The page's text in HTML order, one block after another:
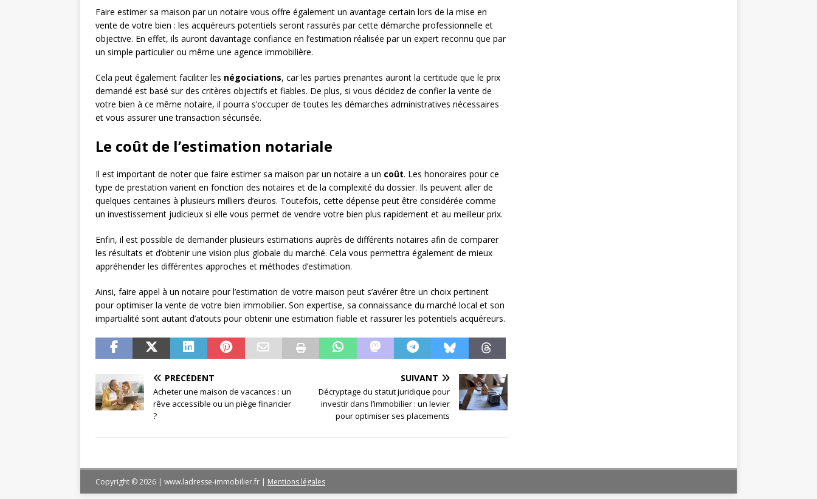
Faire estimer sa maison par un notaire vous offre également un avantage certain lors de la mise en
vente de votre bien : les acquéreurs potentiels seront rassurés par cette démarche professionnelle et
objective. En effet, ils auront davantage confiance en l’estimation réalisée par un expert reconnu que par
un simple particulier ou même une agence immobilière.
Cela peut également faciliter les négociations, car les parties prenantes auront la certitude que le prix
demandé est basé sur des critères objectifs et fiables. De plus, si vous décidez de confier la vente de
votre bien à ce même notaire, il pourra s’occuper de toutes les démarches administratives nécessaires
et vous assurer une transaction sécurisée.
Le coût de l’estimation notariale
Il est important de noter que faire estimer sa maison par un notaire a un coût. Les honoraires pour ce
type de prestation varient en fonction des notaires et de la complexité du dossier. Ils peuvent aller de
quelques centaines à plusieurs milliers d’euros. Toutefois, cette dépense peut être considérée comme
un investissement judicieux si elle vous permet de vendre votre bien plus rapidement et au meilleur prix.
Enfin, il est possible de demander plusieurs estimations auprès de différents notaires afin de comparer
les résultats et d’obtenir une vision plus globale du marché. Cela vous permettra également de mieux
appréhender les différentes approches et méthodes d’estimation.
Ainsi, faire appel à un notaire pour l’estimation de votre maison peut s’avérer être un choix pertinent
pour optimiser la vente de votre bien immobilier. Son expertise, sa connaissance du marché local et son
impartialité sont autant d’atouts pour obtenir une estimation fiable et rassurer les potentiels acquéreurs.
PRÉCÉDENT
Acheter une maison de vacances : un
rêve accessible ou un piège financier
?
SUIVANT
Décryptage du statut juridique pour
investir dans l’immobilier : un levier
pour optimiser ses placements
Copyright © 2026 | www.ladresse-immobilier.fr | Mentions légales